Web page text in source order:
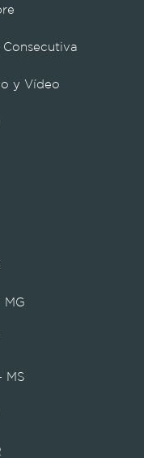
Consecutiva
y Vídeo
MG
MS